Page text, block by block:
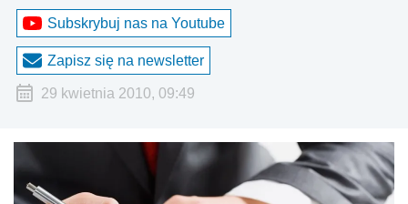
Subskrybuj nas na Youtube
Zapisz się na newsletter
29 kwietnia 2010, 09:49